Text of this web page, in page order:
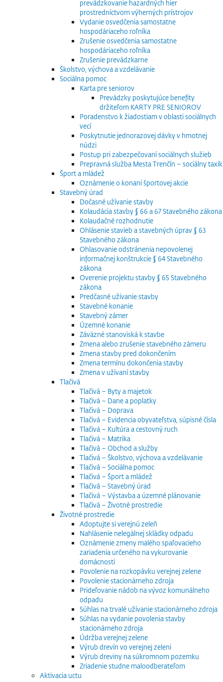
prevádzkovanie hazardných hier
prostredníctvom výherných prístrojov
Vydanie osvedčenia samostatne
hospodáriaceho roľníka
Zrušenie osvedčenia samostatne
hospodáriaceho roľníka
Zrušenie prevádzkarne
Školstvo, výchova a vzdelávanie
Sociálna pomoc
Karta pre seniorov
Prevádzky poskytujúce benefity
držiteľom KARTY PRE SENIOROV
Poradenstvo k žiadostiam v oblasti sociálnych
vecí
Poskytnutie jednorazovej dávky v hmotnej
núdzi
Postup pri zabezpečovaní sociálnych služieb
Prepravná služba Mesta Trenčín – sociálny taxík
Šport a mládež
Oznámenie o konaní športovej akcie
Stavebný úrad
Dočasné užívanie stavby
Kolaudácia stavby § 66 a 67 Stavebného zákona
Kolaudačné rozhodnutie
Ohlásenie stavieb a stavebných úprav § 63
Stavebného zákona
Ohlasovanie odstránenia nepovolenej
informačnej konštrukcie § 64 Stavebného
zákona
Overenie projektu stavby § 65 Stavebného
zákona
Predčasné užívanie stavby
Stavebné konanie
Stavebný zámer
Územné konanie
Záväzné stanoviská k stavbe
Zmena alebo zrušenie stavebného zámeru
Zmena stavby pred dokončením
Zmena termínu dokončenia stavby
Zmena v užívaní stavby
Tlačivá
Tlačivá – Byty a majetok
Tlačivá – Dane a poplatky
Tlačivá – Doprava
Tlačivá – Evidencia obyvateľstva, súpisné čísla
Tlačivá – Kultúra a cestovný ruch
Tlačivá – Matrika
Tlačivá – Obchod a služby
Tlačivá – Školstvo, výchova a vzdelávanie
Tlačivá – Sociálna pomoc
Tlačivá – Šport a mládež
Tlačivá – Stavebný úrad
Tlačivá – Výstavba a územné plánovanie
Tlačivá – Životné prostredie
Životné prostredie
Adoptujte si verejnú zeleň
Nahlásenie nelegálnej skládky odpadu
Oznámenie zmeny malého spaľovacieho
zariadenia určeného na vykurovanie
domácnosti
Povolenie na rozkopávku verejnej zelene
Povolenie stacionárneho zdroja
Prideľovanie nádob na vývoz komunálneho
odpadu
Súhlas na trvalé užívanie stacionárneho zdroja
Súhlas na vydanie povolenia stavby
stacionárneho zdroja
Údržba verejnej zelene
Výrub drevín vo verejnej zeleni
Výrub dreviny na súkromnom pozemku
Zriadenie studne maloodberateľom
Aktivacia uctu